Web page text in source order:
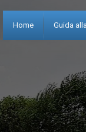
Home Guida